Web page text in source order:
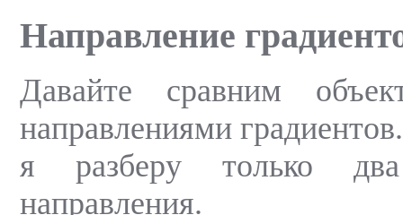
Направление
Давайте сравним
направлениями
я разберу только два
направления.